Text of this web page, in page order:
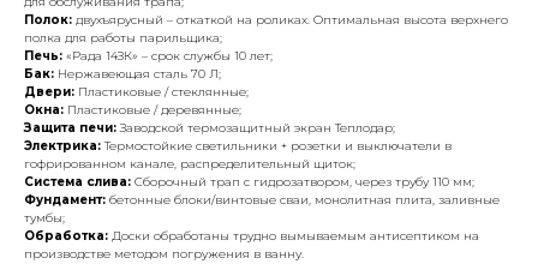
Полок: двухъярусный – откаткой на роликах. Оптимальная высота верхнего
полка для работы парильщика;
Печь: «Рада 14ЗК» – срок службы 10 лет;
Бак: Нержавеющая сталь 70 Л;
Двери: Пластиковые / стеклянные;
Окна: Пластиковые / деревянные;
Защита печи:Заводской термозащитный экран Теплодар;
Электрика:Термостойкие светильники + розетки и выключатели в
гофрированном канале, распределительный щиток;
Система слива: Сборочный трап с гидрозатвором, через трубу 110 мм;
Фундамент: бетонные блоки/винтовые сваи, монолитная плита, заливные
тумбы;
Обработка: Доски обработаны трудно вымываемым антисептиком на
производстве методом погружения в ванну.